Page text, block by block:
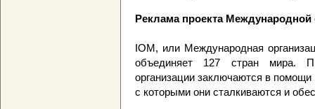
Реклама проекта Международной
IOM, или Международная
объединяет 127 стран мира.
организации заключаются в
с которыми они сталкиваются и